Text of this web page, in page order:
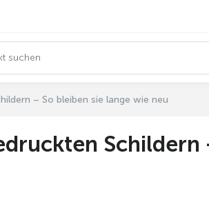
– So bleiben sie lange wie neu
Schildern